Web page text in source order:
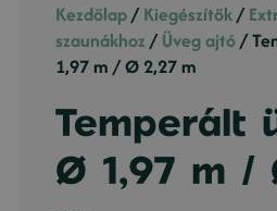
Kezdőlap/Kiegészítők/
szaunákhoz/Üveg ajtó/
1,97 m / Ø 2,27 m
Temperált
Ø 1,97 m /